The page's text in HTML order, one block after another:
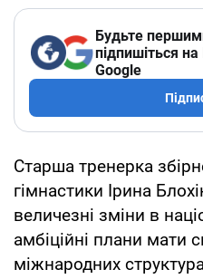
Будьте
підпишіться
Google
Старша тренерка
гімнастики Ірина
величезні зміни в
амбіційні плани мати
міжнародних